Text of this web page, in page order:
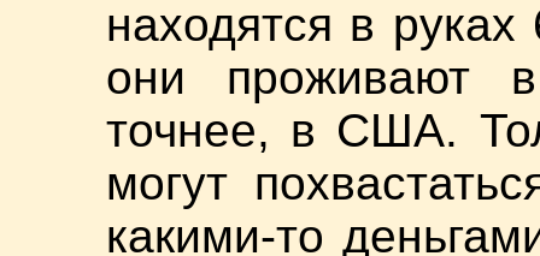
находятся в
они проживают
точнее, в США.
могут
какими-то